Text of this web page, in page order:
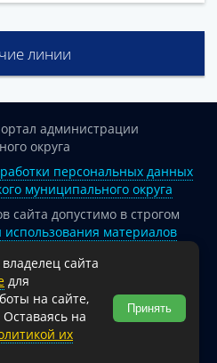
линии
администрации
округа
персональных данных
муниципального округа
сайта допустимо в строгом
материалов
информации ссылка
Интернет обязательна
интернет-портал
муниципального округа.
сайта
для
на сайте,
на
их
Принять